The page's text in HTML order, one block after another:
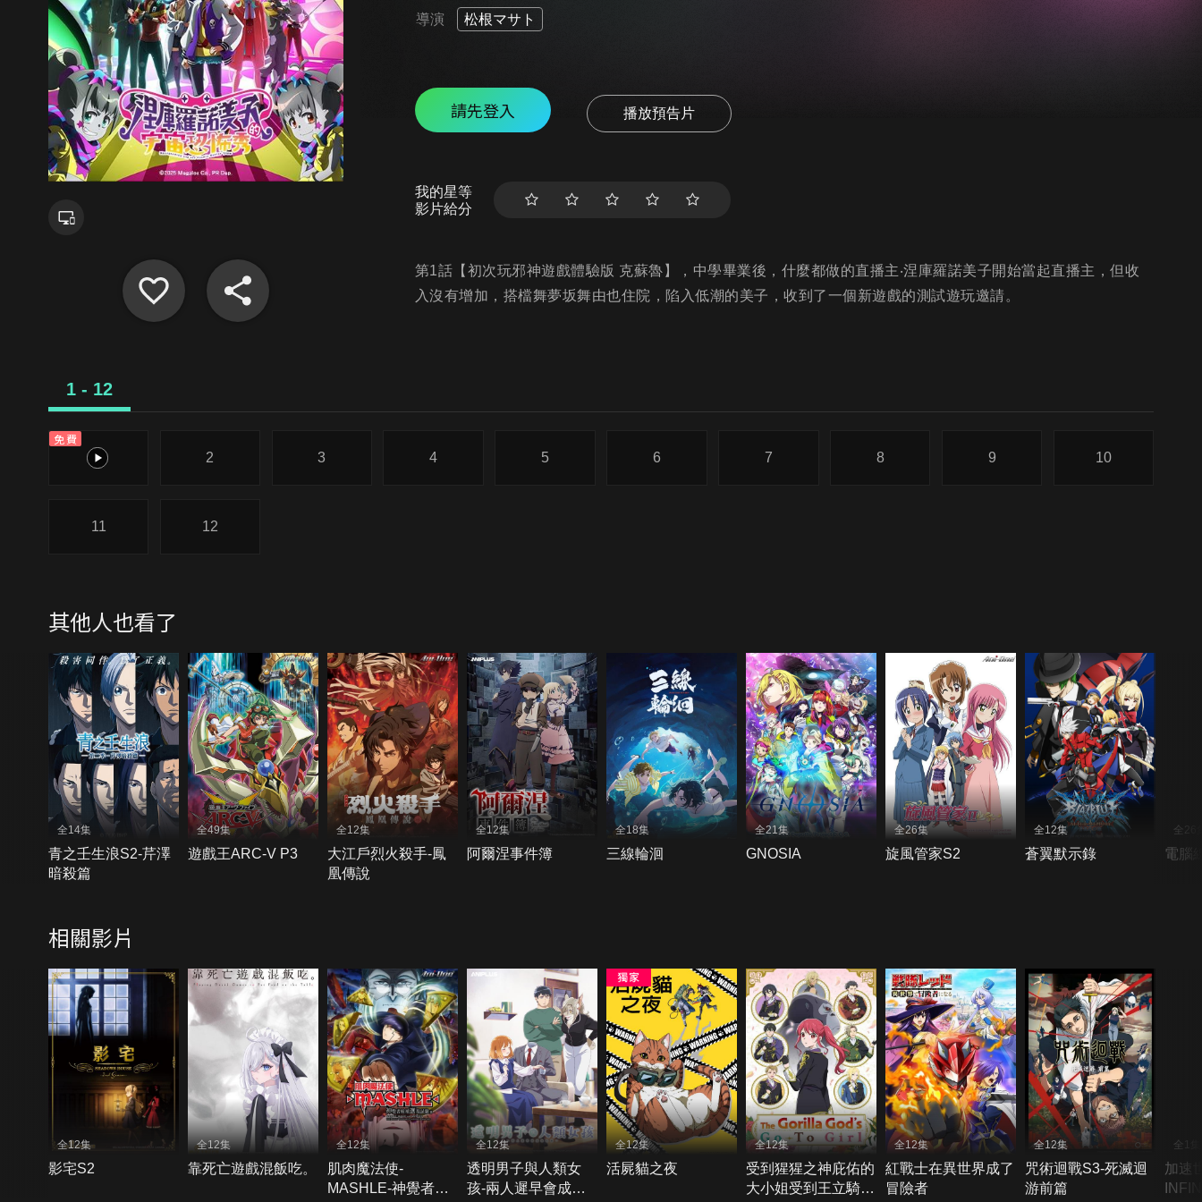
導演 松根マサト
請先登入 播放預告片
我的星等
影片給分
第1話【初次玩邪神遊戲體驗版 克蘇魯】，中學畢業後，什麼都做的直播主‧涅庫羅諾美子開始當起直播主，但收
入沒有增加，搭檔舞夢坂舞由也住院，陷入低潮的美子，收到了一個新遊戲的測試遊玩邀請。
1 - 12
免費
1
2 3 4 5 6 7 8 9 10
11 12
其他人也看了
全14集
青之壬生浪S2-芹澤
暗殺篇
全49集
遊戲王ARC-V P3
全12集
大江戶烈火殺手-鳳
凰傳說
全12集
阿爾涅事件簿
全18集
三線輪洄
全21集
GNOSIA
全26集
旋風管家S2
全12集
蒼翼默示錄
全26
電腦
相關影片
全12集
影宅S2
全12集
靠死亡遊戲混飯吃。
全12集
肌肉魔法使-
MASHLE-神覺者候
全12集
透明男子與人類女
孩-兩人遲早會成為
全12集
活屍貓之夜
全12集
受到猩猩之神庇佑的
大小姐受到王立騎士
全12集
紅戰士在異世界成了
冒險者
全12集
咒術迴戰S3-死滅迴
游前篇
全1集
加速